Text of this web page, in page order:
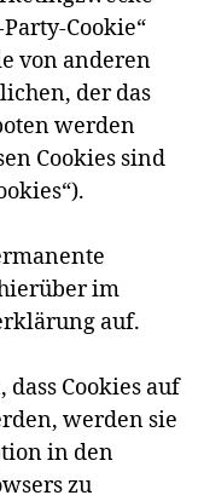
Cookie“
von anderen
der das
werden
Cookies sind
im
auf.
Cookies auf
werden sie
in den
zu